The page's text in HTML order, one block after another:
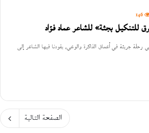
146
بجثة» للشاعر عماد فؤاد
جريئة في أعماق الذاكرة والوعي، يقودنا فيها الشاعر إلى
الصفحة التالية